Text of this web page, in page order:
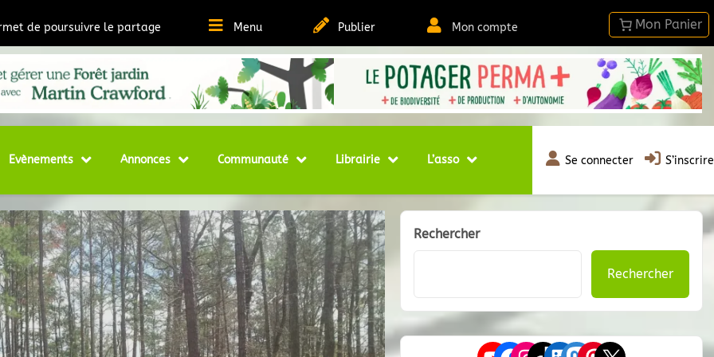
de poursuivre le partage Menu Publier Mon compte
et Ressources sur la Permaculture
Evènements Annonces Communauté Librairie L’asso Se connecter S’inscrire
Rechercher
Rechercher